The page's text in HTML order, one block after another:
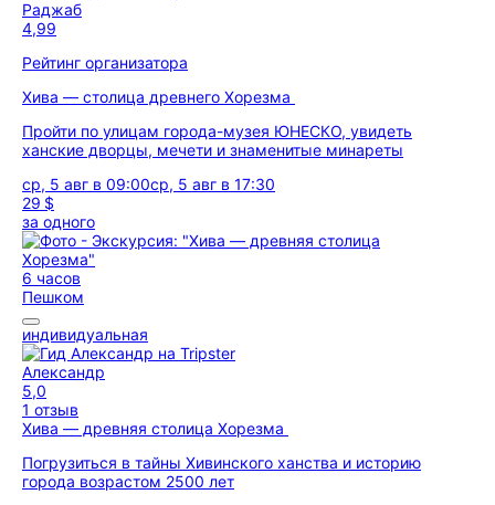
Раджаб
4,99
Рейтинг организатора
Хива — столица древнего Хорезма
Пройти по улицам города-музея ЮНЕСКО, увидеть
ханские дворцы, мечети и знаменитые минареты
ср, 5 авг в 09:00ср, 5 авг в 17:30
29 $
за одного
6 часов
Пешком
индивидуальная
Александр
5,0
1 отзыв
Хива — древняя столица Хорезма
Погрузиться в тайны Хивинского ханства и историю
города возрастом 2500 лет